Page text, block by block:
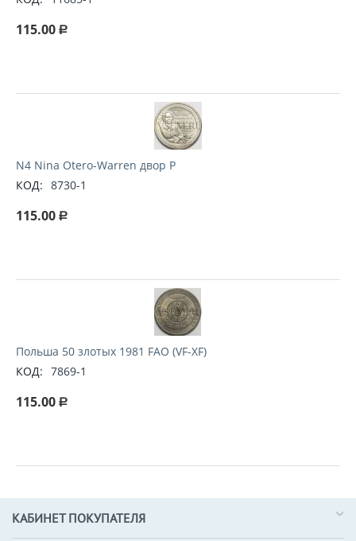
115.00 Р
N4 Nina Otero-Warren двор P
КОД: 8730-1
115.00 Р
Польша 50 злотых 1981 FAO (VF-XF)
КОД: 7869-1
115.00 Р
КАБИНЕТ ПОКУПАТЕЛЯ